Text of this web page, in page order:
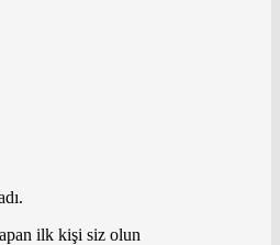
ilk kişi siz olun